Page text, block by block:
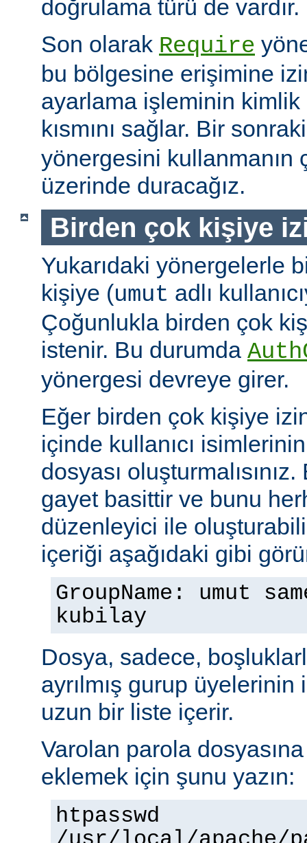
doğrulama türü de vardır.
Son olarak Require
bu bölgesine erişimine
ayarlama işleminin kimlik
kısmını sağlar. Bir
yönergesini kullanmanın
üzerinde duracağız.
Birden çok kişiye
Yukarıdaki yönergelerle
kişiye (umut adlı
Çoğunlukla birden çok
istenir. Bu durumda
yönergesi devreye girer.
Eğer birden çok kişiye
içinde kullanıcı
dosyası
gayet basittir ve bunu
düzenleyici ile
içeriği aşağıdaki gibi
GroupName: umut
kubilay
Dosya, sadece,
ayrılmış gurup
uzun bir liste içerir.
Varolan parola dosyasına
eklemek için şunu yazın:
htpasswd